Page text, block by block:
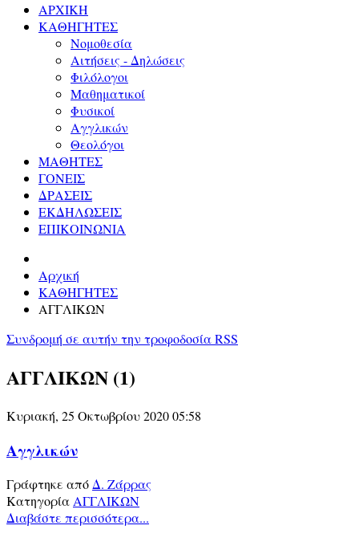
ΑΡΧΙΚΗ
ΚΑΘΗΓΗΤΕΣ
Νομοθεσία
Αιτήσεις - Δηλώσεις
Φιλόλογοι
Μαθηματικοί
Φυσικοί
Αγγλικών
Θεολόγοι
ΜΑΘΗΤΕΣ
ΓΟΝΕΙΣ
ΔΡΑΣΕΙΣ
ΕΚΔΗΛΩΣΕΙΣ
ΕΠΙΚΟΙΝΩΝΙΑ
Αρχική
ΚΑΘΗΓΗΤΕΣ
ΑΓΓΛΙΚΩΝ
Συνδρομή σε αυτήν την τροφοδοσία RSS
ΑΓΓΛΙΚΩΝ (1)
Κυριακή, 25 Οκτωβρίου 2020 05:58
Αγγλικών
Γράφτηκε απόΔ. Ζάρρας
ΚατηγορίαΑΓΓΛΙΚΩΝ
Διαβάστε περισσότερα...